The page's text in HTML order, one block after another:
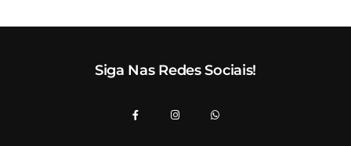
Siga Nas Redes Sociais!